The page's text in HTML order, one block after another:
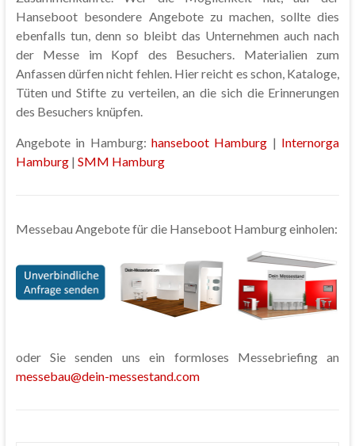
Hanseboot besondere Angebote zu machen, sollte dies
ebenfalls tun, denn so bleibt das Unternehmen auch nach
der Messe im Kopf des Besuchers. Materialien zum
Anfassen dürfen nicht fehlen. Hier reicht es schon, Kataloge,
Tüten und Stifte zu verteilen, an die sich die Erinnerungen
des Besuchers knüpfen.
Angebote in Hamburg: hanseboot Hamburg | Internorga
Hamburg| SMM Hamburg
Messebau Angebote für die Hanseboot Hamburg einholen:
oder Sie senden uns ein formloses Messebriefing an
messebau@dein-messestand.com